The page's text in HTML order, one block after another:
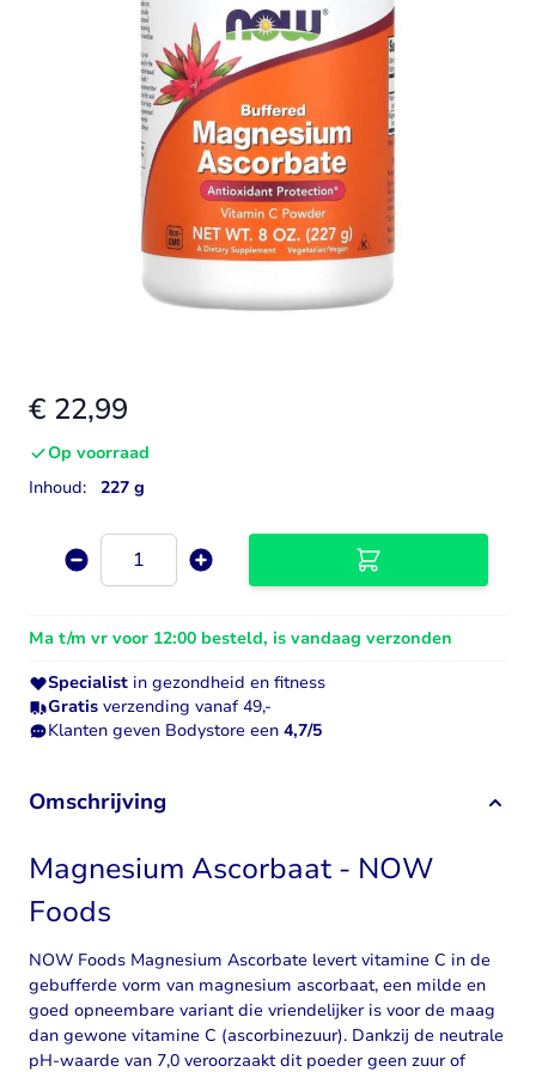
€ 22,99
Op voorraad
Inhoud:
227 g
Aantal
Ma t/m vr voor 12:00 besteld, is vandaag verzonden
Specialist in gezondheid en fitness
Gratis verzending vanaf 49,-
Klanten geven Bodystore een 4,7/5
Omschrijving
Magnesium Ascorbaat - NOW
Foods
NOW Foods Magnesium Ascorbate levert vitamine C in de
gebufferde vorm van magnesium ascorbaat, een milde en
goed opneembare variant die vriendelijker is voor de maag
dan gewone vitamine C (ascorbinezuur). Dankzij de neutrale
pH-waarde van 7,0 veroorzaakt dit poeder geen zuur of